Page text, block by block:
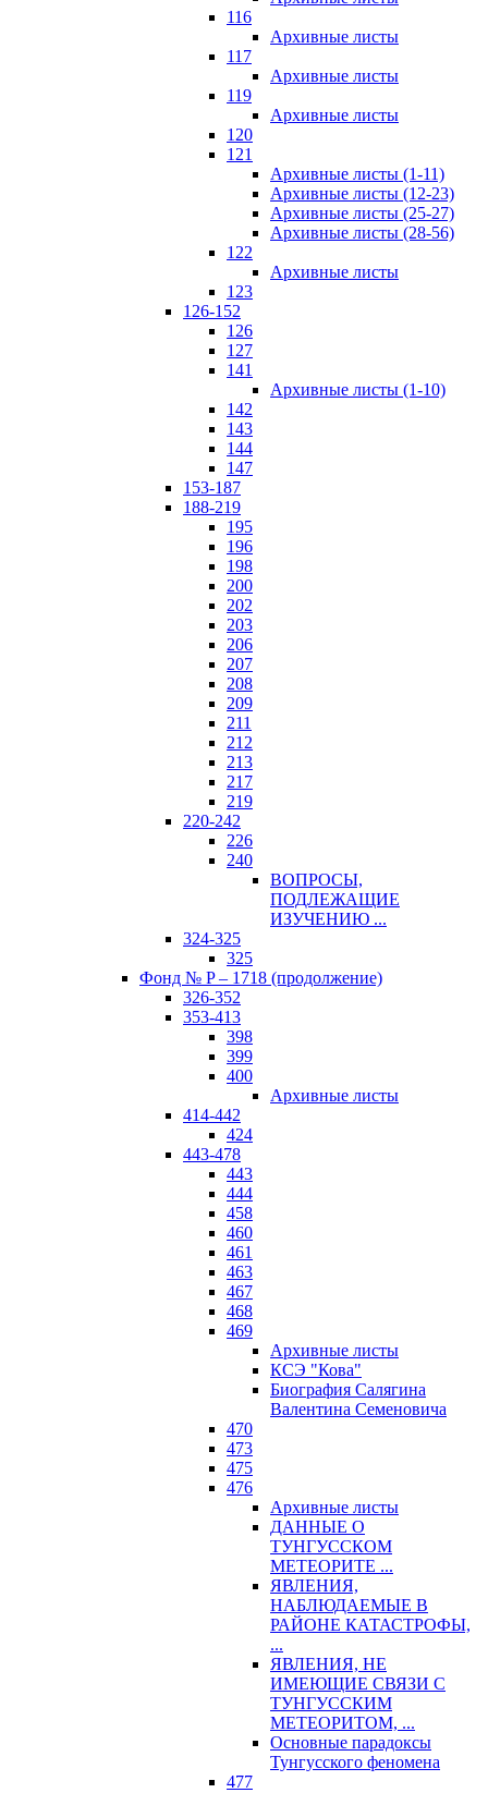
116
Архивные листы
117
Архивные листы
119
Архивные листы
120
121
Архивные листы (1-11)
Архивные листы (12-23)
Архивные листы (25-27)
Архивные листы (28-56)
122
Архивные листы
123
126-152
126
127
141
Архивные листы (1-10)
142
143
144
147
153-187
188-219
195
196
198
200
202
203
206
207
208
209
211
212
213
217
219
220-242
226
240
ВОПРОСЫ,
ПОДЛЕЖАЩИЕ
ИЗУЧЕНИЮ ...
324-325
325
Фонд № P – 1718 (продолжение)
326-352
353-413
398
399
400
Архивные листы
414-442
424
443-478
443
444
458
460
461
463
467
468
469
Архивные листы
КСЭ "Кова"
Биография Салягина
Валентина Семеновича
470
473
475
476
Архивные листы
ДАННЫЕ О
ТУНГУССКОМ
МЕТЕОРИТЕ ...
ЯВЛЕНИЯ,
НАБЛЮДАЕМЫЕ В
РАЙОНЕ КАТАСТРОФЫ,
...
ЯВЛЕНИЯ, НЕ
ИМЕЮЩИЕ СВЯЗИ С
ТУНГУССКИМ
МЕТЕОРИТОМ, ...
Основные парадоксы
Тунгусского феномена
477